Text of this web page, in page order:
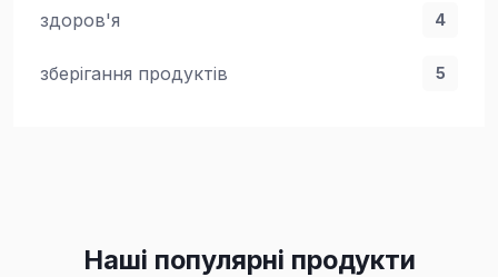
здоров'я 4
зберігання продуктів 5
Наші популярні продукти